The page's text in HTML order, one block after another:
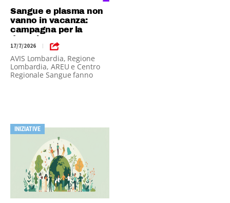
Sangue e plasma non
vanno in vacanza:
campagna per la
donazione
17/7/2026 |
AVIS Lombardia, Regione
Lombardia, AREU e Centro
Regionale Sangue fanno
INIZIATIVE